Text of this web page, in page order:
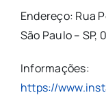
Endereço: Rua
São Paulo – SP,
Informações:
https://